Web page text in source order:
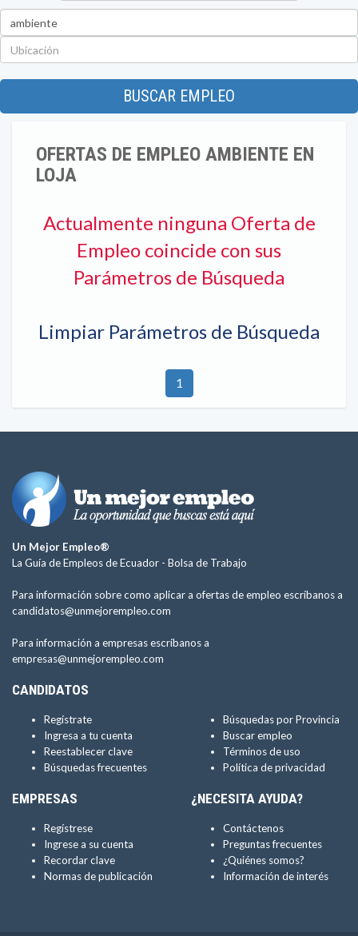
BUSCAR EMPLEO
OFERTAS DE EMPLEO AMBIENTE EN
LOJA
Actualmente ninguna Oferta de
Empleo coincide con sus
Parámetros de Búsqueda
Limpiar Parámetros de Búsqueda
1
Un Mejor Empleo®
La Guía de Empleos de Ecuador - Bolsa de Trabajo
Para información sobre como aplicar a ofertas de empleo escríbanos a
candidatos@unmejorempleo.com
Para información a empresas escríbanos a
empresas@unmejorempleo.com
CANDIDATOS
Regístrate
Ingresa a tu cuenta
Reestablecer clave
Búsquedas frecuentes
Búsquedas por Provincia
Buscar empleo
Términos de uso
Política de privacidad
EMPRESAS
Regístrese
Ingrese a su cuenta
Recordar clave
Normas de publicación
¿NECESITA AYUDA?
Contáctenos
Preguntas frecuentes
¿Quiénes somos?
Información de interés